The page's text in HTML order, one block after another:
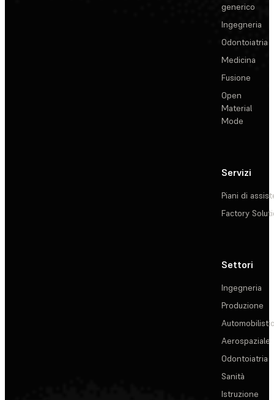
generico
Ingegneria
Odontoiatria
Medicina
Fusione
Open
Material
Mode
Servizi
Piani di
Factory
Settori
Ingegneria
Produzione
Aerospaziale
Odontoiatria
Sanità
Istruzione